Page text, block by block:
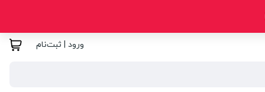
ورود | ثبت‌نام